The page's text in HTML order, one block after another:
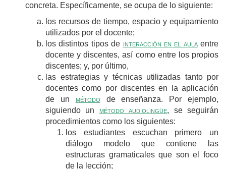
concreta. Específicamente, se ocupa de lo siguiente:
los recursos de tiempo, espacio y equipamiento
utilizados por el docente;
los distintos tipos de interacción en el aulaentre
docente y discentes, así como entre los propios
discentes; y, por último,
las estrategias y técnicas utilizadas tanto por
docentes como por discentes en la aplicación
de un método de enseñanza. Por ejemplo,
siguiendo un método audiolingüe, se seguirán
procedimientos como los siguientes:
los estudiantes escuchan primero un
diálogo modelo que contiene las
estructuras gramaticales que son el foco
de la lección;